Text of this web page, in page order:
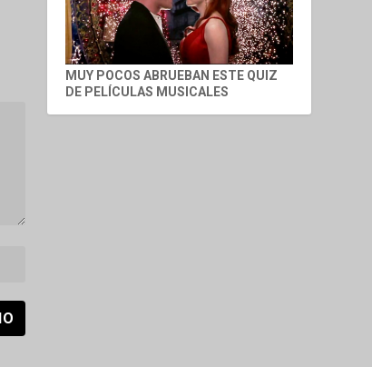
MUY POCOS ABRUEBAN ESTE QUIZ
DE PELÍCULAS MUSICALES